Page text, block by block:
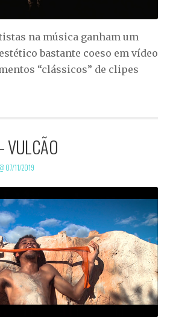
na música ganham um
bastante coeso em vídeo
“clássicos” de clipes
VULCÃO
07/11/2019